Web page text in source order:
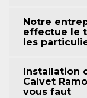
Notre
effectue le
les
Installation
Calvet
vous faut